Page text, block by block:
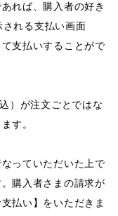
れば、購入者の好き
れる支払い画面
支払いすることがで
）が注文ごとではな
す。
っていただいた上で
購入者さまの請求が
払い】をいただきま